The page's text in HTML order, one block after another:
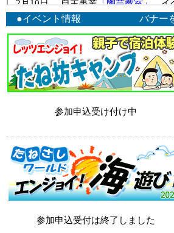
●イベント情報 バナーをクリ
参加申込受け付け中
参加申込受付は終了しました